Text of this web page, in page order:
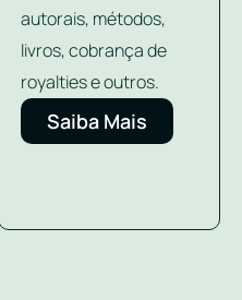
autorais, métodos,
livros, cobrança de
royalties e outros.
Saiba Mais